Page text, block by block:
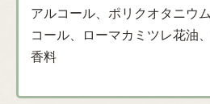
アルコール、ポリクオタニウ
コール、ローマカミツレ花油
香料